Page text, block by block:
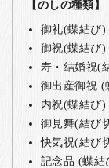
【のしの種類】
御礼(蝶結び)
御祝(蝶結び)
寿・結婚祝(
御出産御祝 (
内祝(蝶結び)
御見舞(結び
快気祝(結び
記念品 (蝶結